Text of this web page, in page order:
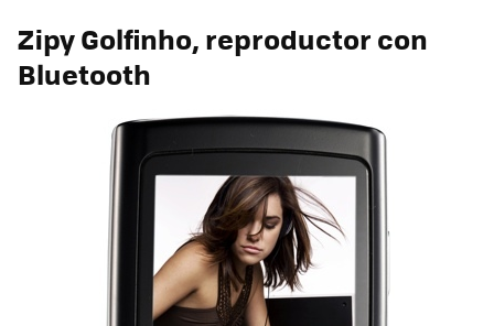
Zipy Golfinho, reproductor con
Bluetooth